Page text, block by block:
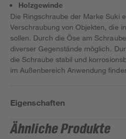
Holzgewinde
Die Ringschraube der Marke Suki
Verschraubung von Objekten, die
sollen. Durch die Öse am
diverser Gegenstände möglich.
die Schraube stabil und
im Außenbereich Anwendung
Eigenschaften
Ähnliche Produkte